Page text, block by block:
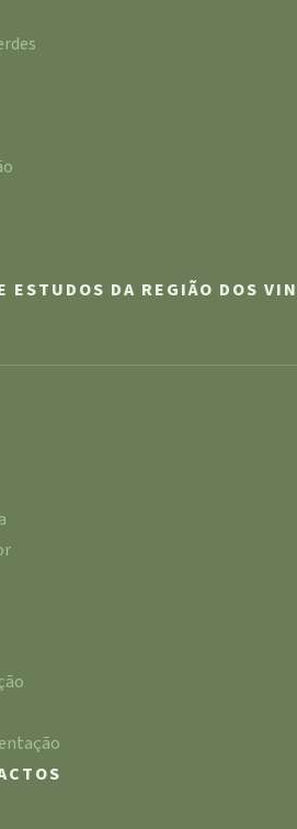
ESTUDOS DA REGIÃO DOS